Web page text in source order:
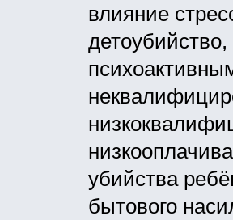
влияние
убийства
бытового